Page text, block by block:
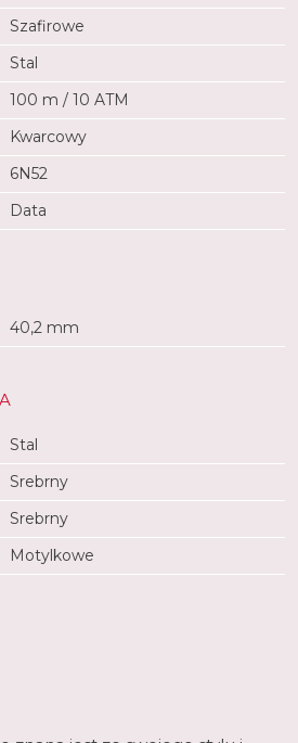
Szafirowe
Stal
100 m / 10 ATM
Kwarcowy
6N52
Data
40,2 mm
Stal
Srebrny
Srebrny
Motylkowe